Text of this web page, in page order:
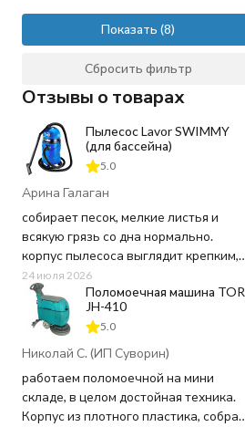
Показать
Сбросить фильтр
Отзывы о товарах
Пылесос Lavor SWIMMY
(для бассейна)
5.0
Арина Галаган
собирает песок, мелкие листья и
всякую грязь со дна нормально.
корпус пылесоса выглядит крепким,
пластик не "хлипкий", а шланг
достаточно длинный, не пришлось
ничего докупать. Используем для
чистки бассейна 20 кв.м. в частном
доме - хватает мощности и длины
шнура.
Заказ оформили быстро, в магазине
24 июля 2026
Поломоечная машина TOR
JH-410
5.0
Николай С. (ИП Суворин)
работаем поломоечной на мини
складе, в целом достойная техника.
Корпус из плотного пластика, собран